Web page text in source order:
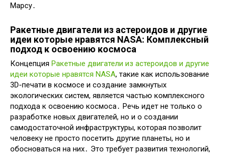
Марсу․
Ракетные двигатели из астероидов и другие
идеи которые нравятся NASA: Комплексный
подход к освоению космоса
Концепция Ракетные двигатели из астероидов и другие
идеи которые нравятся NASA, такие как использование
3D-печати в космосе и создание замкнутых
экологических систем, является частью комплексного
подхода к освоению космоса․ Речь идет не только о
разработке новых двигателей, но и о создании
самодостаточной инфраструктуры, которая позволит
человеку не просто посетить другие планеты, но и
обосноваться на них․ Это требует развития технологий,